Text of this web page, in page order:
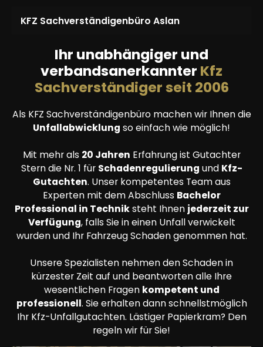
KFZ Sachverständigenbüro Aslan
Ihr unabhängiger und
verbandsanerkannter Kfz
Sachverständiger seit 2006
Als KFZ Sachverständigenbüro machen wir Ihnen die
Unfallabwicklung so einfach wie möglich!
Mit mehr als 20 Jahren Erfahrung ist Gutachter
Stern die Nr. 1 für Schadenregulierung und Kfz-
Gutachten. Unser kompetentes Team aus
Experten mit dem Abschluss Bachelor
Professional in Techniksteht Ihnen jederzeit zur
Verfügung, falls Sie in einen Unfall verwickelt
wurden und Ihr Fahrzeug Schaden genommen hat.
Unsere Spezialisten nehmen den Schaden in
kürzester Zeit auf und beantworten alle Ihre
wesentlichen Fragen kompetent und
professionell. Sie erhalten dann schnellstmöglich
Ihr Kfz-Unfallgutachten. Lästiger Papierkram? Den
regeln wir für Sie!